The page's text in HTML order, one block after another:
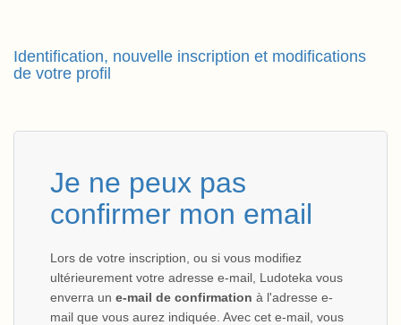
Identification, nouvelle inscription et modifications
de votre profil
Je ne peux pas
confirmer mon email
Lors de votre inscription, ou si vous modifiez
ultérieurement votre adresse e-mail, Ludoteka vous
enverra un e-mail de confirmation à l'adresse e-
mail que vous aurez indiquée. Avec cet e-mail, vous